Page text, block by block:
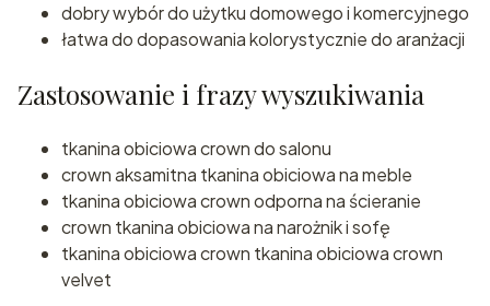
dobry wybór do użytku domowego i komercyjnego
łatwa do dopasowania kolorystycznie do aranżacji
Zastosowanie i frazy wyszukiwania
tkanina obiciowa crown do salonu
crown aksamitna tkanina obiciowa na meble
tkanina obiciowa crown odporna na ścieranie
crown tkanina obiciowa na narożnik i sofę
tkanina obiciowa crown tkanina obiciowa crown
velvet